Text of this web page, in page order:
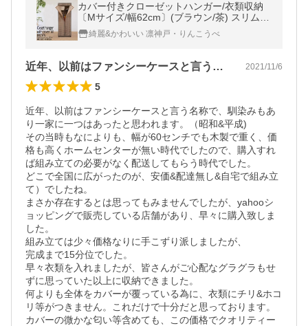
カバー付きクローゼットハンガー/衣類収納
〔Mサイズ/幅62cm〕(ブラウン/茶) スリム/
収納/棚付/チェック柄/ファンシーケース/NK-
881綺麗&かわいい 凛神戸・りんこうべ
近年、以前はファンシーケースと言う名称… 2021/11/6
5
近年、以前はファンシーケースと言う名称で、馴染みもあ
り一家に一つはあったと思われます。（昭和&平成)
その当時もなによりも、幅が60センチでも木製で重く、価
格も高くホームセンターが無い時代でしたので、購入すれ
ば組み立ての必要がなく配送してもらう時代でした。
どこで全国に広がったのが、安価&配達無し&自宅で組み立
て）でしたね。
まさか存在するとは思ってもみませんでしたが、yahooシ
ョッピングで販売している店舗があり、早々に購入致しま
した。
組み立ては少々価格なりに手こずり派しましたが、
完成まで15分位でした。
早々衣類を入れましたが、皆さんがご心配なグラグラもせ
ずに思っていた以上に収納できました。
何よりも全体をカバーが覆っている為に、衣類にチリ&ホコ
リ等がつきません。これだけで十分だと思っております。
カバーの微かな匂い等含めても、この価格でクオリティー